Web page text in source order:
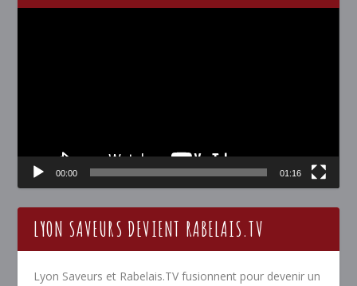
00:00 01:16
LYON SAVEURS DEVIENT RABELAIS.TV
Lyon Saveurs et Rabelais.TV fusionnent pour devenir un